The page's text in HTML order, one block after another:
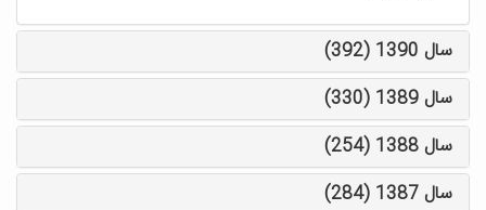
سال 1390 (392)
سال 1389 (330)
سال 1388 (254)
سال 1387 (284)